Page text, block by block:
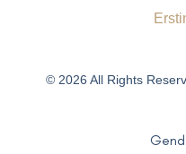
© 2026 All Rights